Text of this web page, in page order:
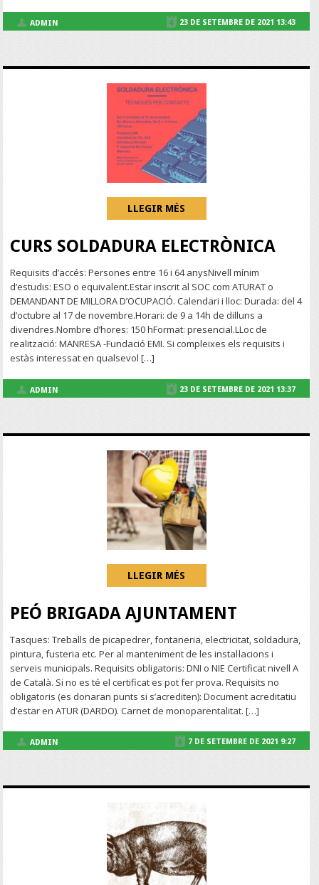
ADMIN 23 DE SETEMBRE DE 2021 13:43
LLEGIR MÉS
CURS SOLDADURA ELECTRÒNICA
Requisits d’accés: Persones entre 16 i 64 anysNivell mínim
d’estudis: ESO o equivalent.Estar inscrit al SOC com ATURAT o
DEMANDANT DE MILLORA D’OCUPACIÓ. Calendari i lloc: Durada: del 4
d’octubre al 17 de novembre.Horari: de 9 a 14h de dilluns a
divendres.Nombre d’hores: 150 hFormat: presencial.LLoc de
realització: MANRESA -Fundació EMI. Si compleixes els requisits i
estàs interessat en qualsevol […]
ADMIN 23 DE SETEMBRE DE 2021 13:37
LLEGIR MÉS
PEÓ BRIGADA AJUNTAMENT
Tasques: Treballs de picapedrer, fontaneria, electricitat, soldadura,
pintura, fusteria etc. Per al manteniment de les instal·lacions i
serveis municipals. Requisits obligatoris: DNI o NIE Certificat nivell A
de Català. Si no es té el certificat es pot fer prova. Requisits no
obligatoris (es donaran punts si s’acrediten): Document acreditatiu
d’estar en ATUR (DARDO). Carnet de monoparentalitat. […]
ADMIN 7 DE SETEMBRE DE 2021 9:27